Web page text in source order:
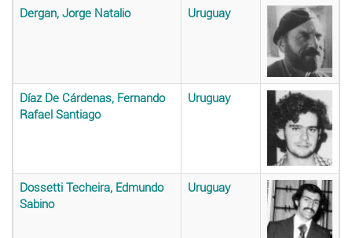
Dergan, Jorge Natalio Uruguay
Díaz De Cárdenas, Fernando
Rafael Santiago
Uruguay
Dossetti Techeira, Edmundo
Sabino
Uruguay